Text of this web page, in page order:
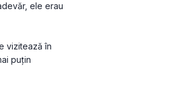
ele erau
vizitează în
puțin